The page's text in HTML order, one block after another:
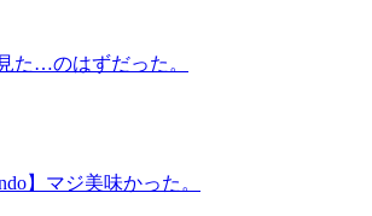
た…のはずだった。
】マジ美味かった。